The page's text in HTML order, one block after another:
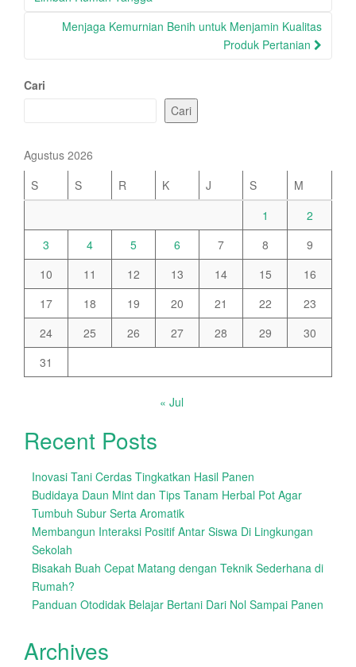
Menjaga Kemurnian Benih untuk Menjamin Kualitas
Produk Pertanian
Cari
Cari
Agustus 2026
S
S R K J S
M
1
2
3
4 5 6 7 8
9
10
11 12 13 14 15
16
17
18 19 20 21 22
23
24
25 26 27 28 29
30
31
« Jul
Recent Posts
Inovasi Tani Cerdas Tingkatkan Hasil Panen
Budidaya Daun Mint dan Tips Tanam Herbal Pot Agar
Tumbuh Subur Serta Aromatik
Membangun Interaksi Positif Antar Siswa Di Lingkungan
Sekolah
Bisakah Buah Cepat Matang dengan Teknik Sederhana di
Rumah?
Panduan Otodidak Belajar Bertani Dari Nol Sampai Panen
Archives